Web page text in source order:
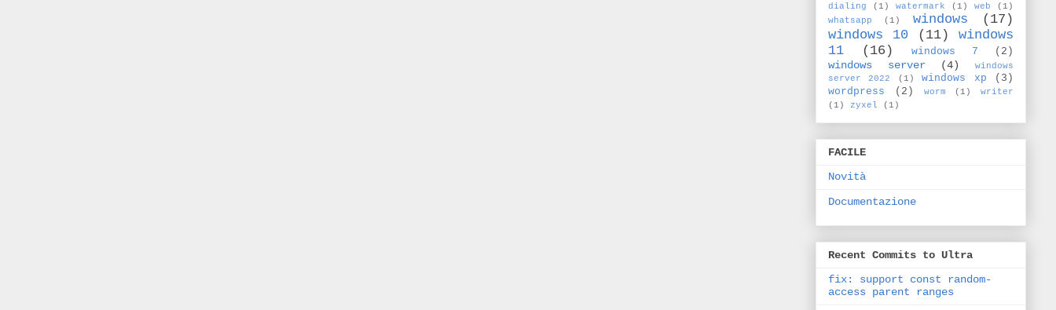
dialing
(1) watermark (1) web
(1)
whatsapp
(1) windows
(17)
windows 10
(11)
windows
11
(16) windows 7 (2)
windows server (4)
windows
server 2022
(1) windows xp
(3)
wordpress
(2) worm (1)
writer
(1)
zyxel (1)
FACILE
Novità
Documentazione
Recent Commits to Ultra
fix: support const random-
access parent ranges